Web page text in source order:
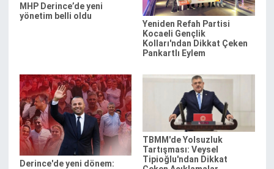
MHP Derince’de yeni
yönetim belli oldu
Yeniden Refah Partisi
Kocaeli Gençlik
Kolları'ndan Dikkat Çeken
Pankartlı Eylem
Derince'de yeni dönem:
TBMM'de Yolsuzluk
Tartışması: Veysel
Tipioğlu'ndan Dikkat